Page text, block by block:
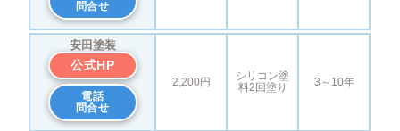
問合せ
安田塗装
公式HP
電話
問合せ
2,200円
シリコン塗
料2回塗り
3～10年